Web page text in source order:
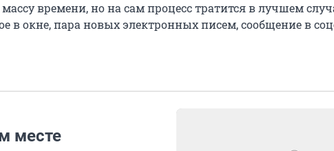
времени, но на сам процесс тратится в лучшем
в окне, пара новых электронных писем, сообщение в
месте